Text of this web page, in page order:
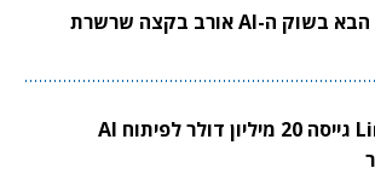
צוואר הבקבוק הבא בשוק ה-AI אורב בקצה שרשרת
Limitless Labs גייסה 20 מיליון דולר לפיתוח AI